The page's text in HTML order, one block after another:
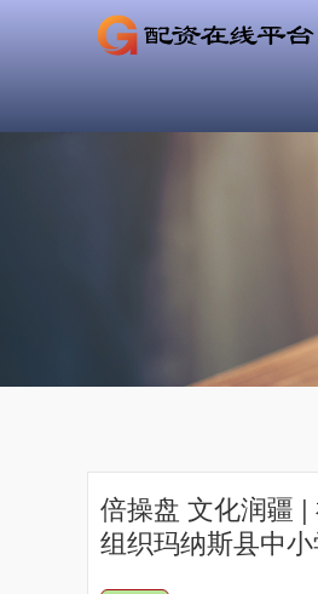
倍操盘 文化润疆
组织玛纳斯县中